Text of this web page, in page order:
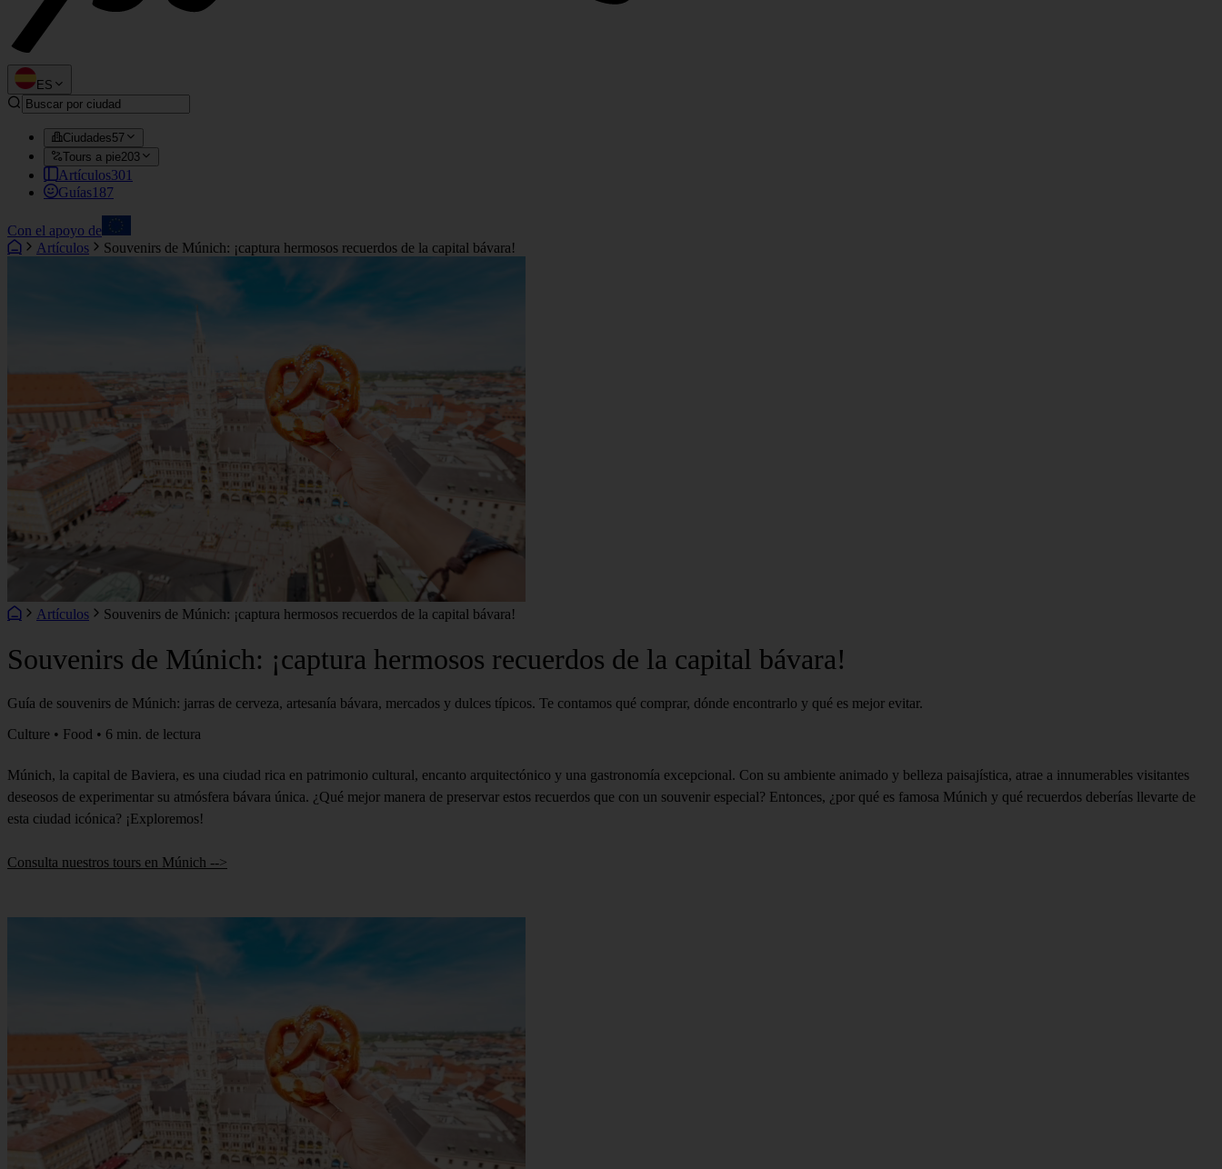
ES
Ciudades57
Tours a pie203
Artículos301
Guías187
Con el apoyo de
Artículos
Souvenirs de Múnich: ¡captura hermosos recuerdos de la capital bávara!
Artículos Souvenirs de Múnich: ¡captura hermosos recuerdos de la capital bávara!
Souvenirs de Múnich: ¡captura hermosos recuerdos de la capital bávara!
Guía de souvenirs de Múnich: jarras de cerveza, artesanía bávara, mercados y dulces típicos. Te contamos qué comprar, dónde encontrarlo y qué es mejor evitar.
Culture • Food • 6 min. de lectura
Múnich, la capital de Baviera, es una ciudad rica en patrimonio cultural, encanto arquitectónico y una gastronomía excepcional. Con su ambiente animado y belleza paisajística, atrae a innumerables visitantes
deseosos de experimentar su atmósfera bávara única. ¿Qué mejor manera de preservar estos recuerdos que con un souvenir especial? Entonces, ¿por qué es famosa Múnich y qué recuerdos deberías llevarte de
esta ciudad icónica? ¡Exploremos!
Consulta nuestros tours en Múnich -->